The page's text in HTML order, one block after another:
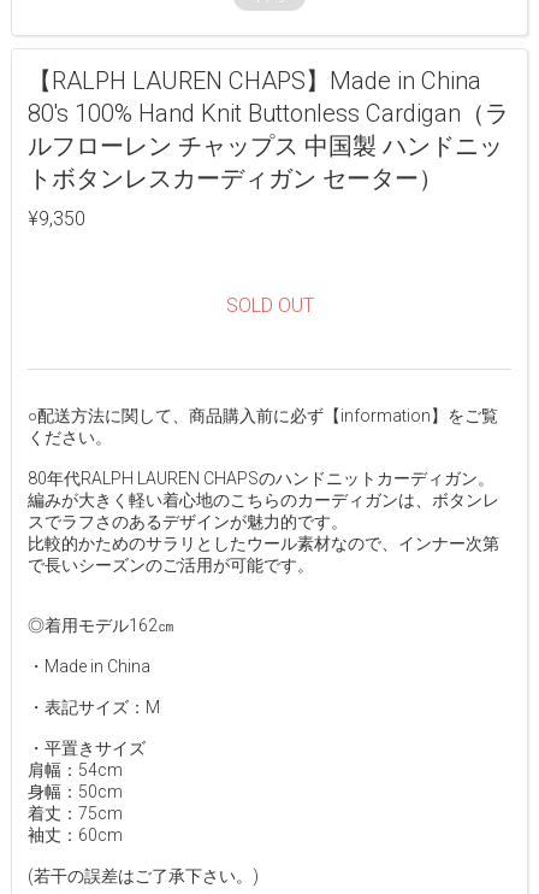
【RALPH LAUREN CHAPS】Made in China
80's 100% Hand Knit Buttonless Cardigan（ラ
ルフローレン チャップス 中国製 ハンドニッ
トボタンレスカーディガン セーター）
¥9,350
SOLD OUT
○配送方法に関して、商品購入前に必ず【information】をご覧
ください。
80年代RALPH LAUREN CHAPSのハンドニットカーディガン。
編みが大きく軽い着心地のこちらのカーディガンは、ボタンレ
スでラフさのあるデザインが魅力的です。
比較的かためのサラリとしたウール素材なので、インナー次第
で長いシーズンのご活用が可能です。
◎着用モデル162㎝
・Made in China
・表記サイズ：M
・平置きサイズ
肩幅：54cm
身幅：50cm
着丈：75cm
袖丈：60cm
(若干の誤差はご了承下さい。)